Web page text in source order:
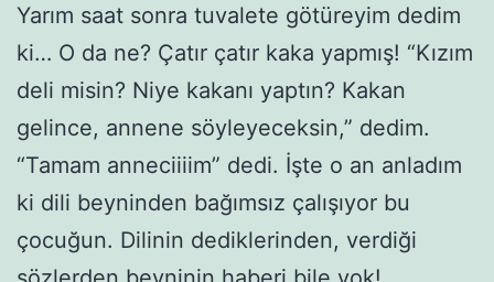
Yarım saat sonra tuvalete götüreyim dedim
ki… O da ne? Çatır çatır kaka yapmış! “Kızım
deli misin? Niye kakanı yaptın? Kakan
gelince, annene söyleyeceksin,” dedim.
“Tamam anneciiiim” dedi. İşte o an anladım
ki dili beyninden bağımsız çalışıyor bu
çocuğun. Dilinin dediklerinden, verdiği